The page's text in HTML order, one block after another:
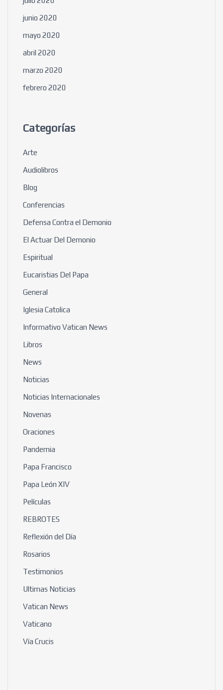
junio 2020
mayo 2020
abril 2020
marzo 2020
febrero 2020
Categorías
Arte
Audiolibros
Blog
Conferencias
Defensa Contra el Demonio
El Actuar Del Demonio
Espiritual
Eucaristias Del Papa
General
Iglesia Catolica
Informativo Vatican News
Libros
News
Noticias
Noticias Internacionales
Novenas
Oraciones
Pandemia
Papa Francisco
Papa León XIV
Películas
REBROTES
Reflexión del Día
Rosarios
Testimonios
Ultimas Noticias
Vatican News
Vaticano
Vía Crucis